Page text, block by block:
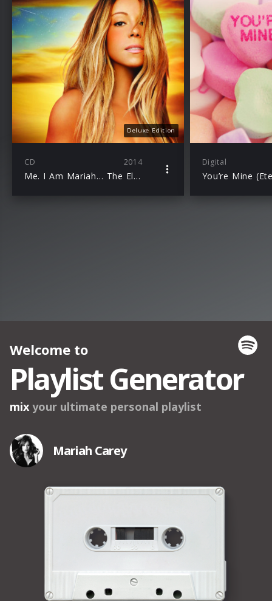
Deluxe Edition
CD 2014
Me. I Am Mariah… The Elusive Chanteuse
Digital
You’re Mine